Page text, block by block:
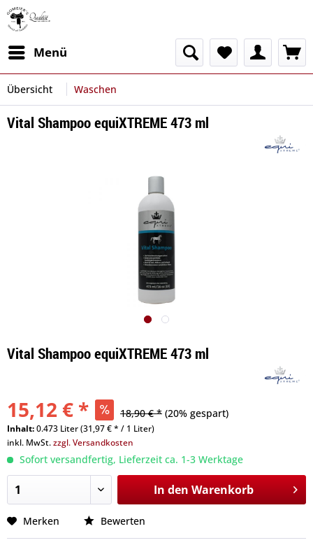
Menü
Übersicht Waschen
Vital Shampoo equiXTREME 473 ml
Vital Shampoo equiXTREME 473 ml
15,12 € * 18,90 € * (20% gespart)
Inhalt:0.473 Liter (31,97 € * / 1 Liter)
inkl. MwSt.zzgl. Versandkosten
Sofort versandfertig, Lieferzeit ca. 1-3 Werktage
In den Warenkorb
Merken Bewerten